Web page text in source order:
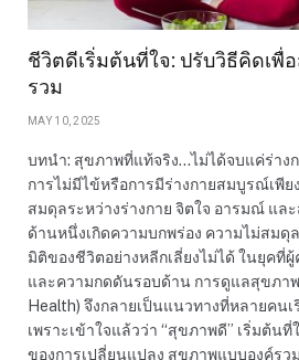
ชีวิตดีเริ่มต้นที่ใจ: ปรับวิธีคิดเพื่
รวม
MAY 10, 2025
บทนำ: สุขภาพที่แท้จริง…ไม่ได้จบแค่ร่าง
การไม่มีไข้หรือการมีร่างกายสมบูรณ์เพีย
สมดุลระหว่างร่างกาย จิตใจ อารมณ์ แล
ด้านหนึ่งเกิดความบกพร่อง ความไม่สมดุ
มิติของชีวิตอย่างหลีกเลี่ยงไม่ได้ ในยุคที่
และความกดดันรอบด้าน การดูแลสุขภา
Health) จึงกลายเป็นแนวทางที่หลายคน
เพราะเข้าใจแล้วว่า “สุขภาพดี” เริ่มต้น
ของการเปลี่ยนแปลง สุขภาพแบบองค์รว